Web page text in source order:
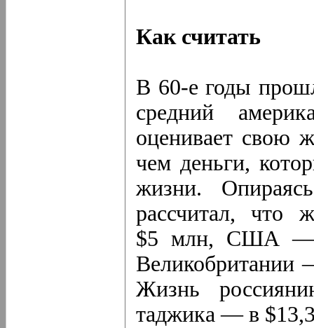
Как считать
В 60-е годы
средний
оценивает свою
чем деньги,
жизни.
рассчитал, что
$5 млн, США —
Жизнь
таджика — в